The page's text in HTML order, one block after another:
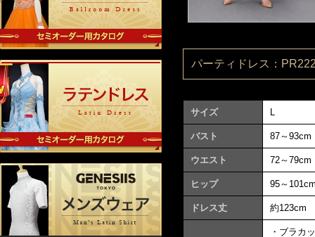
パーティドレス：
サイズ L
バスト 87～93cm
ウエスト 72～79cm
ヒップ 95～
ドレス丈 約123cm
・ブラカ